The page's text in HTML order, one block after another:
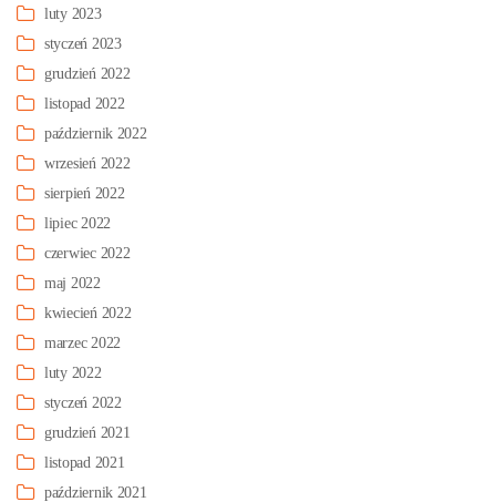
luty 2023
styczeń 2023
grudzień 2022
listopad 2022
październik 2022
wrzesień 2022
sierpień 2022
lipiec 2022
czerwiec 2022
maj 2022
kwiecień 2022
marzec 2022
luty 2022
styczeń 2022
grudzień 2021
listopad 2021
październik 2021